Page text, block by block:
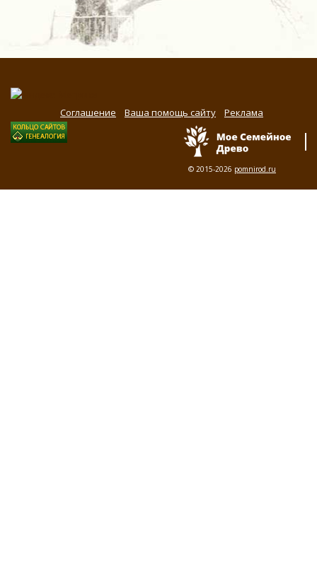
Соглашение Ваша помощь сайту Реклама
© 2015-2026 pomnirod.ru